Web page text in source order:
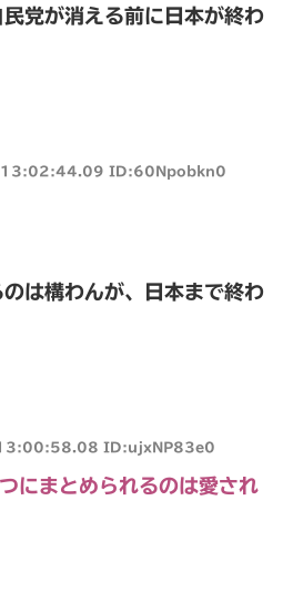
党が消える前に日本が終わ
ID:60Npobkn0
は構わんが、日本まで終わ
ID:ujxNP83e0
にまとめられるのは愛され